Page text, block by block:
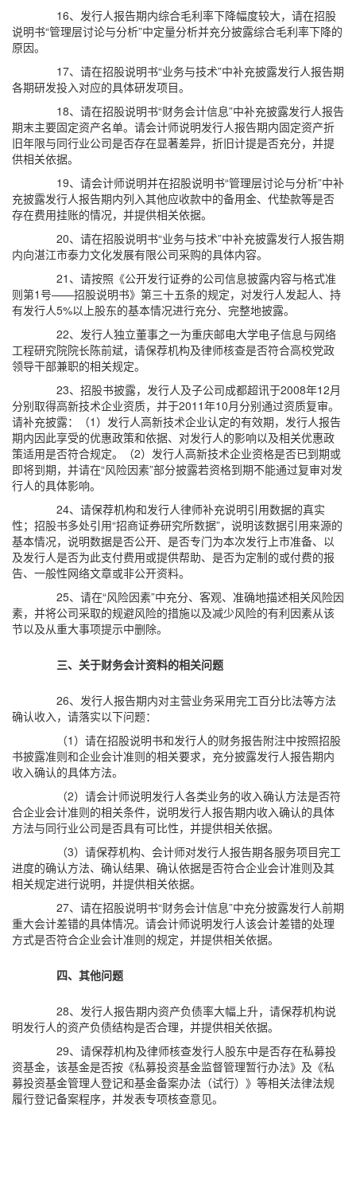
16、发行人报告期内综合毛利率下降幅度较大，请在招股
说明书“管理层讨论与分析”中定量分析并充分披露综合毛利率下降的
原因。
17、请在招股说明书“业务与技术”中补充披露发行人报告期
各期研发投入对应的具体研发项目。
18、请在招股说明书“财务会计信息”中补充披露发行人报告
期末主要固定资产名单。请会计师说明发行人报告期内固定资产折
旧年限与同行业公司是否存在显著差异，折旧计提是否充分，并提
供相关依据。
19、请会计师说明并在招股说明书“管理层讨论与分析”中补
充披露发行人报告期内列入其他应收款中的备用金、代垫款等是否
存在费用挂账的情况，并提供相关依据。
20、请在招股说明书“业务与技术”中补充披露发行人报告期
内向湛江市泰力文化发展有限公司采购的具体内容。
21、请按照《公开发行证券的公司信息披露内容与格式准
则第1号——招股说明书》第三十五条的规定，对发行人发起人、持
有发行人5%以上股东的基本情况进行充分、完整地披露。
22、发行人独立董事之一为重庆邮电大学电子信息与网络
工程研究院院长陈前斌，请保荐机构及律师核查是否符合高校党政
领导干部兼职的相关规定。
23、招股书披露，发行人及子公司成都超讯于2008年12月
分别取得高新技术企业资质，并于2011年10月分别通过资质复审。
请补充披露：（1）发行人高新技术企业认定的有效期，发行人报告
期内因此享受的优惠政策和依据、对发行人的影响以及相关优惠政
策适用是否符合规定。（2）发行人高新技术企业资格是否已到期或
即将到期，并请在“风险因素”部分披露若资格到期不能通过复审对发
行人的具体影响。
24、请保荐机构和发行人律师补充说明引用数据的真实
性；招股书多处引用“招商证券研究所数据”，说明该数据引用来源的
基本情况，说明数据是否公开、是否专门为本次发行上市准备、以
及发行人是否为此支付费用或提供帮助、是否为定制的或付费的报
告、一般性网络文章或非公开资料。
25、请在“风险因素”中充分、客观、准确地描述相关风险因
素，并将公司采取的规避风险的措施以及减少风险的有利因素从该
节以及从重大事项提示中删除。
三、关于财务会计资料的相关问题
26、发行人报告期内对主营业务采用完工百分比法等方法
确认收入，请落实以下问题：
（1）请在招股说明书和发行人的财务报告附注中按照招股
书披露准则和企业会计准则的相关要求，充分披露发行人报告期内
收入确认的具体方法。
（2）请会计师说明发行人各类业务的收入确认方法是否符
合企业会计准则的相关条件，说明发行人报告期内收入确认的具体
方法与同行业公司是否具有可比性，并提供相关依据。
（3）请保荐机构、会计师对发行人报告期各服务项目完工
进度的确认方法、确认结果、确认依据是否符合企业会计准则及其
相关规定进行说明，并提供相关依据。
27、请在招股说明书“财务会计信息”中充分披露发行人前期
重大会计差错的具体情况。请会计师说明发行人该会计差错的处理
方式是否符合企业会计准则的规定，并提供相关依据。
四、其他问题
28、发行人报告期内资产负债率大幅上升，请保荐机构说
明发行人的资产负债结构是否合理，并提供相关依据。
29、请保荐机构及律师核查发行人股东中是否存在私募投
资基金，该基金是否按《私募投资基金监督管理暂行办法》及《私
募投资基金管理人登记和基金备案办法（试行）》等相关法律法规
履行登记备案程序，并发表专项核查意见。